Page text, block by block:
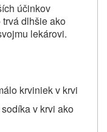
účinkov
dlhšie ako
lekárovi.
krviniek v krvi
v krvi ako